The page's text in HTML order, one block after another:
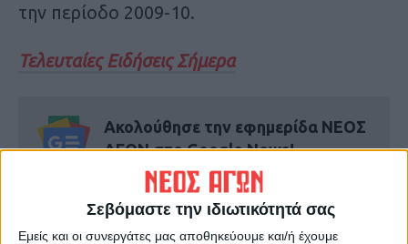
Σεβόμαστε την ιδιωτικότητά σας
Εμείς και οι συνεργάτες μας αποθηκεύουμε και/ή έχουμε
την περίοδο 2009-10.
Τελευταίες Ειδήσεις Σήμερα
Ακολούθησε την εφημερίδα ΝΕΟΣ
ΑΓΩΝ στο Google News!
Όλες οι εξελίξεις στην περιοχή της
Καρδίτσας και ευρύτερα της Θεσσαλίας